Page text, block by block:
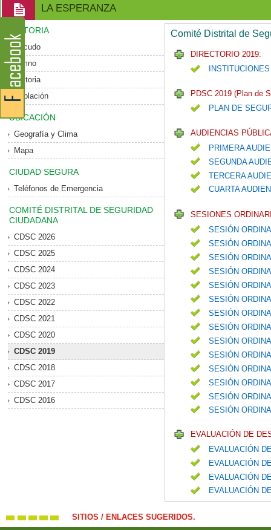
LA ESPERANZA
HISTORIA
Escudo
Himno
Historia
Población
UBICACIÓN
Geografía y Clima
Mapa
CIUDAD SEGURA
Teléfonos de Emergencia
COMITÉ DISTRITAL DE SEGURIDAD
CIUDADANA
CDSC 2026
CDSC 2025
CDSC 2024
CDSC 2023
CDSC 2022
CDSC 2021
CDSC 2020
CDSC 2019
CDSC 2018
CDSC 2017
CDSC 2016
Comité Distrital de
DIRECTORIO 2019:
PDSC 2019 (Plan de
PLAN DE
AUDIENCIAS
PRIMERA
SEGUNDA
TERCERA
CUARTA
SESIONES
SESIÓN
SESIÓN
SESIÓN
SESIÓN
SESIÓN
SESIÓN
SESIÓN
SESIÓN
SESIÓN
SESIÓN
SESIÓN
SESIÓN
SESIÓN
SESIÓN
EVALUACIÓN DE
EVALUACIÓN
EVALUACIÓN
EVALUACIÓN
EVALUACIÓN
SITIOS / ENLACES SUGERIDOS.